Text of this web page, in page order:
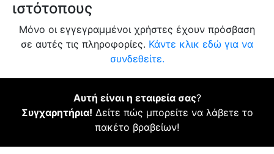
ιστότοπους
Μόνο οι εγγεγραμμένοι χρήστες έχουν πρόσβαση
σε αυτές τις πληροφορίες. Κάντε κλικ εδώ για να
συνδεθείτε.
Αυτή είναι η εταιρεία σας?
Συγχαρητήρια! Δείτε πώς μπορείτε να λάβετε το
πακέτο βραβείων!